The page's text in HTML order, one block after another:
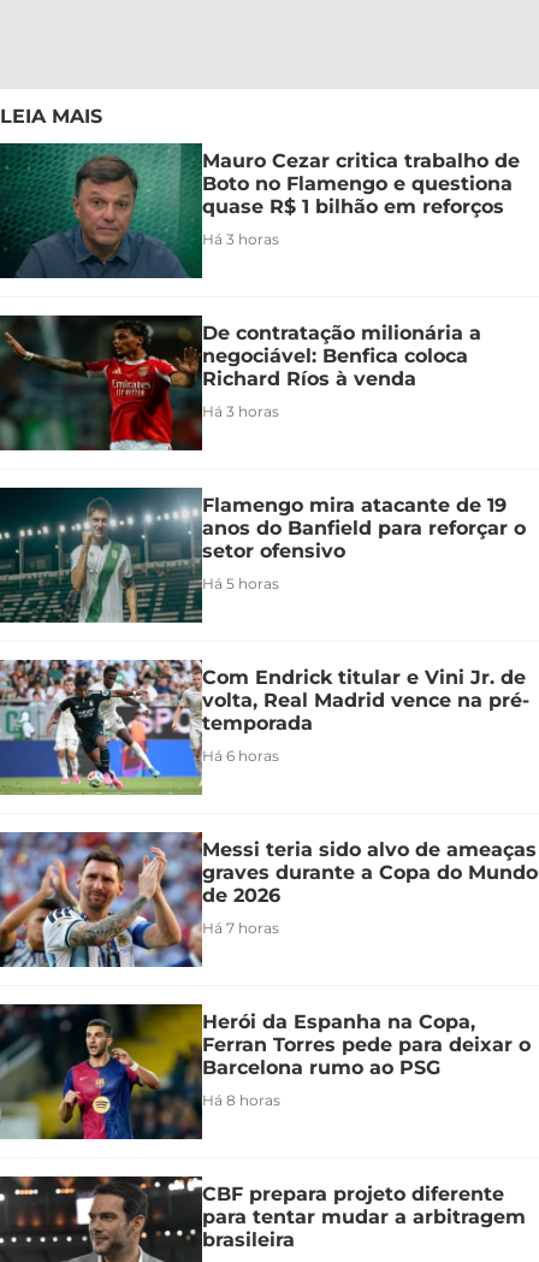
LEIA MAIS
Mauro Cezar critica trabalho de
Boto no Flamengo e questiona
quase R$ 1 bilhão em reforços
Há 3 horas
De contratação milionária a
negociável: Benfica coloca
Richard Ríos à venda
Há 3 horas
Flamengo mira atacante de 19
anos do Banfield para reforçar o
setor ofensivo
Há 5 horas
Com Endrick titular e Vini Jr. de
volta, Real Madrid vence na pré-
temporada
Há 6 horas
Messi teria sido alvo de ameaças
graves durante a Copa do Mundo
de 2026
Há 7 horas
Herói da Espanha na Copa,
Ferran Torres pede para deixar o
Barcelona rumo ao PSG
Há 8 horas
CBF prepara projeto diferente
para tentar mudar a arbitragem
brasileira